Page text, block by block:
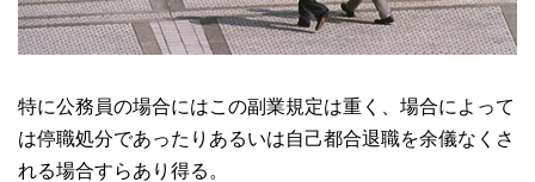
特に公務員の場合にはこの副業規定は重く、場合によって
は停職処分であったりあるいは自己都合退職を余儀なくさ
れる場合すらあり得る。